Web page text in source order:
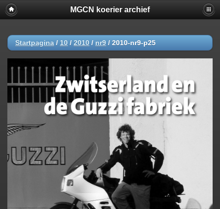
MGCN koerier archief
Startpagina / 10 / 2010 / nr9 / 2010-nr9-p25